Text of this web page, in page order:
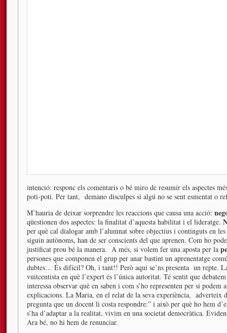
intenció: responc els comentaris o bé miro de resumir els aspectes
poti-poti. Per tant, demano disculpes si algú no se sent esmentat o
M’hauria de deixar sorprendre les reaccions que causa una acció:
qüestionen dos aspectes: la finalitat d’aquesta habilitat i el lideratge.
per què cal dialogar amb l’alumnat sobre objectius i continguts en les
siguin autònoms, han de ser conscients del que aprenen. Com ho
justificat prou bé la manera. A més, si volem fer una aposta per la
persones que componen el grup per anar bastint un aprenentatge
dubtes… És difícil? Oh, i tant!! Però aquí se’ns presenta un repte.
vuitcentista en què l’expert és l’única autoritat. Té sentit que
interessa observar què en saben i com s’ho representen per si
explicacions. La Maria, en el relat de la seva experiència, adverteix
pregunta que un docent li costa respondre:” i això per què ho hem
s’ha d’adaptar a la realitat, vivim en una societat democràtica.
Ara bé, no hi hem de renunciar.